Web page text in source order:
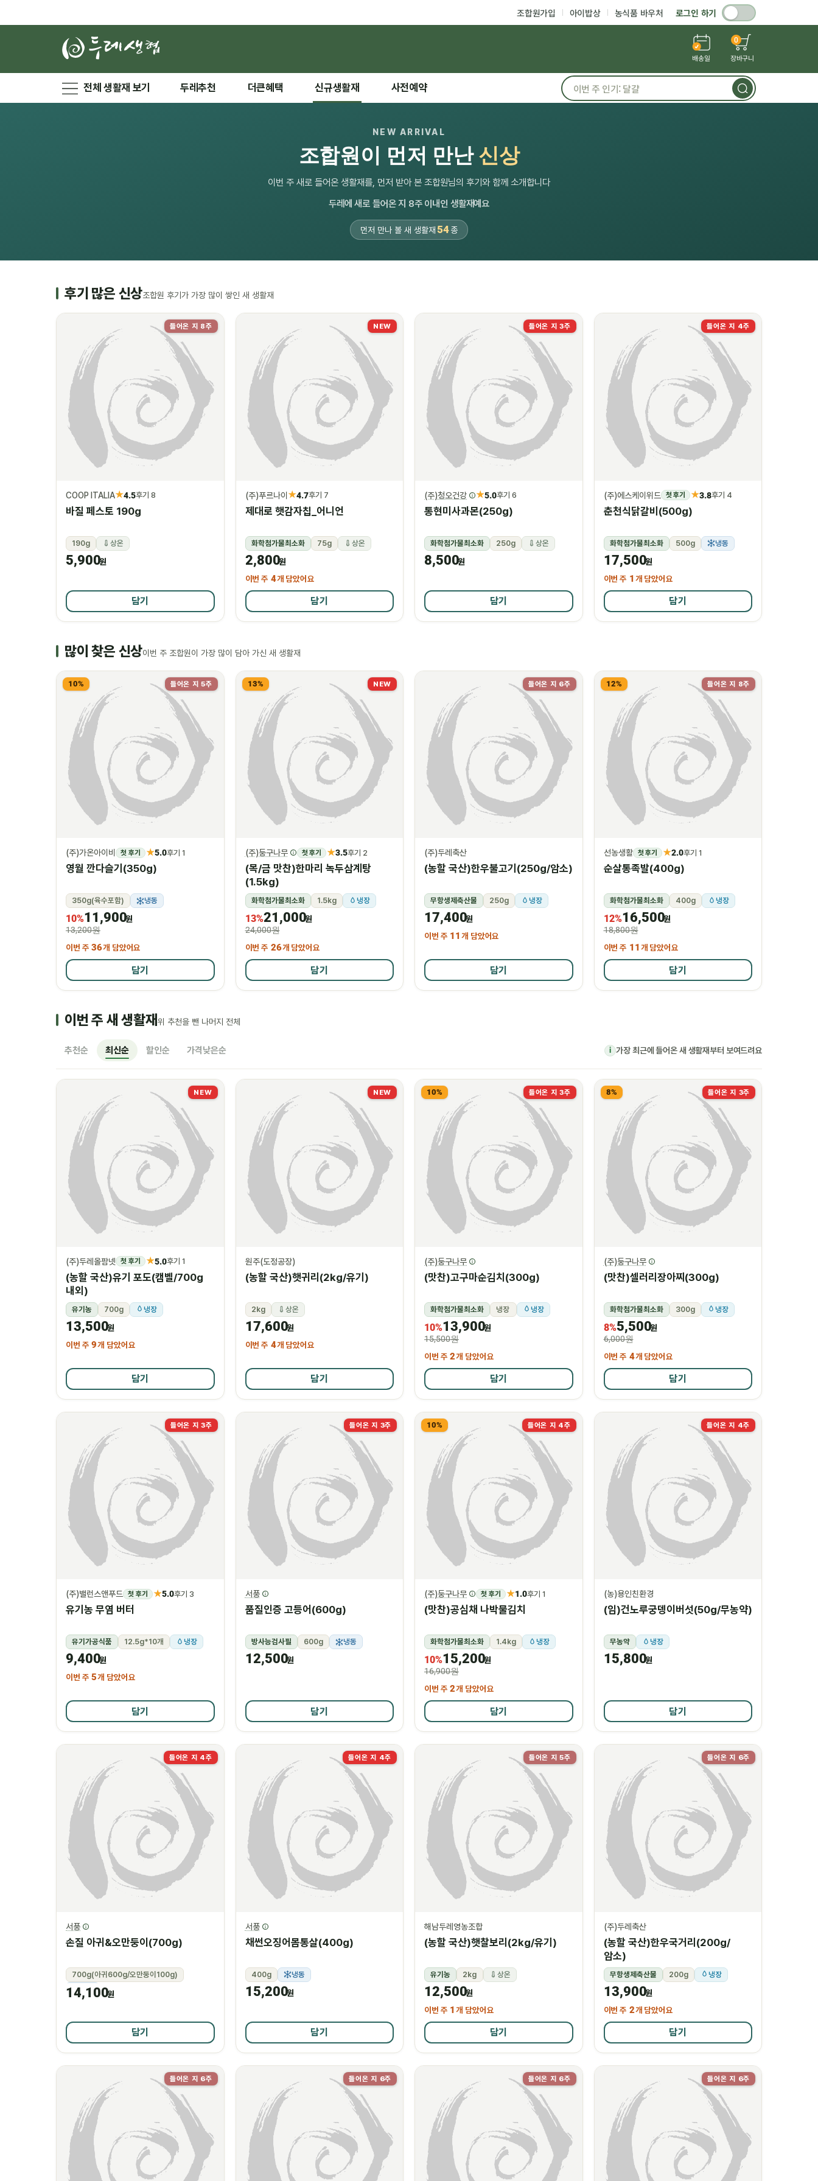
조합원가입 아이밥상 농식품 바우처 로그인 하기
배송일
0
장바구니
전체 생활재 보기 두레추천 더큰혜택 신규생활재 사전예약
NEW ARRIVAL
조합원이 먼저 만난 신상
이번 주 새로 들어온 생활재를, 먼저 받아 본 조합원님의 후기와 함께 소개합니다
두레에 새로 들어온 지 8주 이내인 생활재예요
먼저 만나 볼 새 생활재 54종
후기 많은 신상조합원 후기가 가장 많이 쌓인 새 생활재
들어온 지 8주
COOP ITALIA★4.5후기 8
바질 페스토 190g
190g 상온
5,900원
담기
NEW
(주)푸르나이★4.7후기 7
제대로 햇감자칩_어니언
화학첨가물최소화 75g 상온
2,800원
이번 주 4개 담았어요
담기
들어온 지 3주
(주)청오건강 ★5.0후기 6
통현미사과몬(250g)
화학첨가물최소화 250g 상온
8,500원
담기
들어온 지 4주
(주)에스케이위드 첫 후기 ★3.8후기 4
춘천식닭갈비(500g)
화학첨가물최소화 500g 냉동
17,500원
이번 주 1 개 담았어요
담기
많이 찾은 신상이번 주 조합원이 가장 많이 담아 가신 새 생활재
들어온 지 5주
10%
(주)가온아이비 첫 후기 ★5.0후기 1
영월 깐다슬기(350g)
350g(육수포함) 냉동
10%11,900원
13,200원
이번 주 36개 담았어요
담기
NEW
13%
(주)둥구나무 첫 후기 ★3.5후기 2
(목/금 맛찬)한마리 녹두삼계탕
(1.5kg)
화학첨가물최소화 1.5kg 냉장
13%21,000원
24,000원
이번 주 26개 담았어요
담기
들어온 지 6주
(주)두레축산
(농할 국산)한우불고기(250g/암소)
무항생제축산물 250g 냉장
17,400원
이번 주 11 개 담았어요
담기
들어온 지 8주
12%
선농생활 첫 후기 ★2.0후기 1
순살통족발(400g)
화학첨가물최소화 400g 냉장
12%16,500원
18,800원
이번 주 11 개 담았어요
담기
이번 주 새 생활재 위 추천을 뺀 나머지 전체
추천순 최신순 할인순 가격낮은순 i 가장 최근에 들어온 새 생활재부터 보여드려요
NEW
(주)두레올팜넷 첫 후기 ★5.0후기 1
(농할 국산)유기 포도(캠벨/700g
내외)
유기농 700g 냉장
13,500원
이번 주 9개 담았어요
담기
NEW
원주(도정공장)
(농할 국산)햇귀리(2kg/유기)
2kg 상온
17,600원
이번 주 4개 담았어요
담기
들어온 지 3주
10%
(주)둥구나무
(맛찬)고구마순김치(300g)
화학첨가물최소화 냉장 냉장
10%13,900원
15,500원
이번 주 2개 담았어요
담기
들어온 지 3주
8%
(주)둥구나무
(맛찬)셀러리장아찌(300g)
화학첨가물최소화 300g 냉장
8%5,500원
6,000원
이번 주 4개 담았어요
담기
들어온 지 3주
(주)밸런스앤푸드 첫 후기 ★5.0후기 3
유기농 무염 버터
유기가공식품 12.5g*10개 냉장
9,400원
이번 주 5개 담았어요
담기
들어온 지 3주
서풍
품질인증 고등어(600g)
방사능검사필 600g 냉동
12,500원
담기
들어온 지 4주
10%
(주)둥구나무 첫 후기 ★1.0후기 1
(맛찬)공심채 나박물김치
화학첨가물최소화 1.4kg 냉장
10%15,200원
16,900원
이번 주 2개 담았어요
담기
들어온 지 4주
(농)용인친환경
(임)건노루궁뎅이버섯(50g/무농약)
무농약 냉장
15,800원
담기
들어온 지 4주
서풍
손질 아귀&오만둥이(700g)
700g(아귀600g/오만둥이100g)
냉동
14,100원
담기
들어온 지 4주
서풍
채썬오징어몸통살(400g)
400g 냉동
15,200원
담기
들어온 지 5주
해남두레영농조합
(농할 국산)햇찰보리(2kg/유기)
유기농 2kg 상온
12,500원
이번 주 1 개 담았어요
담기
들어온 지 6주
(주)두레축산
(농할 국산)한우국거리(200g/
암소)
무항생제축산물 200g 냉장
13,900원
이번 주 2개 담았어요
담기
들어온 지 6주 들어온 지 6주 들어온 지 6주 들어온 지 6주